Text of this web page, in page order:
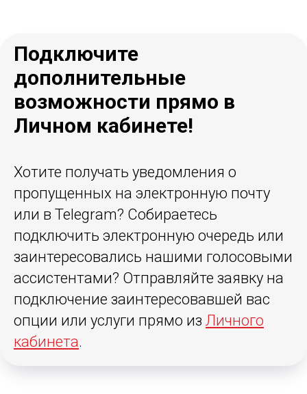
Подключите
дополнительные
возможности прямо в
Личном кабинете!
Хотите получать уведомления о
пропущенных на электронную почту
или в Telegram? Собираетесь
подключить электронную очередь или
заинтересовались нашими голосовыми
ассистентами? Отправляйте заявку на
подключение заинтересовавшей вас
опции или услуги прямо из Личного
кабинета.